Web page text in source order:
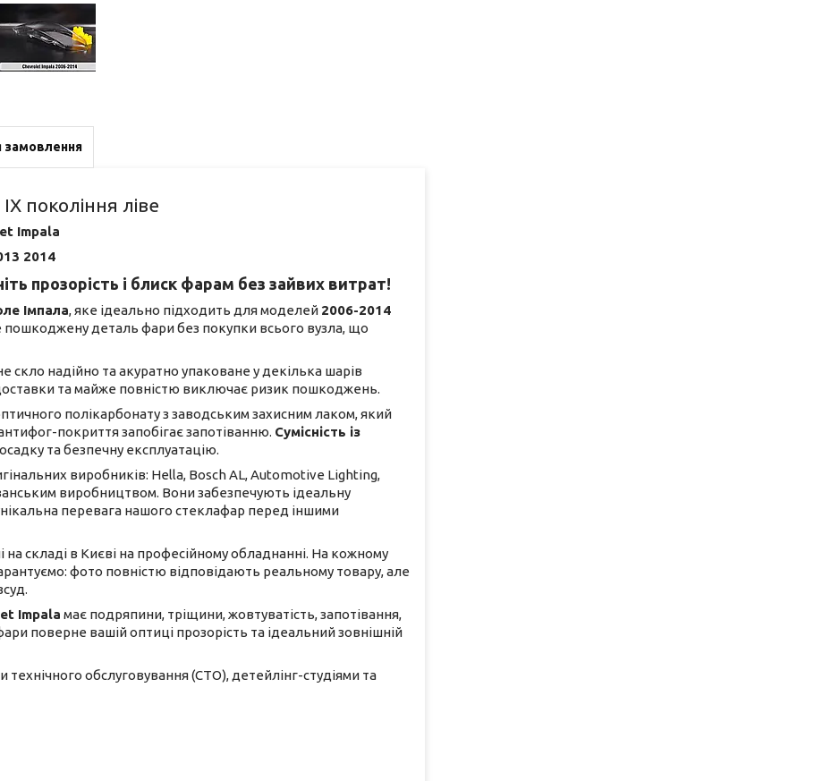
замовлення
покоління ліве
Impala
2014
прозорість і блиск фарам без зайвих витрат!
Імпала, яке ідеально підходить для моделей 2006-2014
пошкоджену деталь фари без покупки всього вузла, що
скло надійно та акуратно упаковане у декілька шарів
та майже повністю виключає ризик пошкоджень.
полікарбонату з заводським захисним лаком, який
покриття запобігає запотіванню. Сумісність із
та безпечну експлуатацію.
виробників: Hella, Bosch AL, Automotive Lighting,
виробництвом. Вони забезпечують ідеальну
перевага нашого стеклафар перед іншими
на складі в Києві на професійному обладнанні. На кожному
фото повністю відповідають реальному товару, але
Impala має подряпини, тріщини, жовтуватість, запотівання,
поверне вашій оптиці прозорість та ідеальний зовнішній
обслуговування (СТО), детейлінг-студіями та